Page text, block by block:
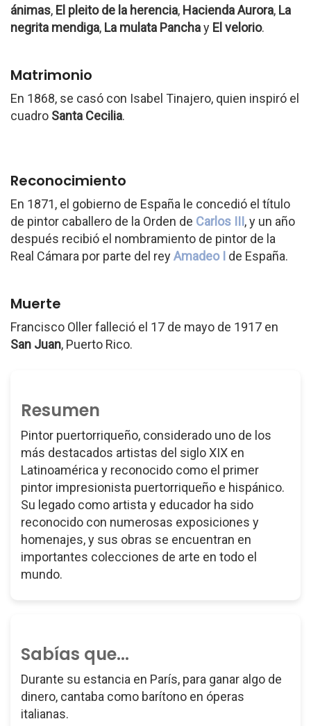
ánimas, El pleito de la herencia, Hacienda Aurora, La
negrita mendiga, La mulata Panchay El velorio.
Matrimonio
En 1868, se casó con Isabel Tinajero, quien inspiró el
cuadro Santa Cecilia.
Reconocimiento
En 1871, el gobierno de España le concedió el título
de pintor caballero de la Orden de Carlos III, y un año
después recibió el nombramiento de pintor de la
Real Cámara por parte del reyAmadeo I de España.
Muerte
Francisco Oller falleció el 17 de mayo de 1917 en
San Juan, Puerto Rico.
Resumen
Pintor puertorriqueño, considerado uno de los
más destacados artistas del siglo XIX en
Latinoamérica y reconocido como el primer
pintor impresionista puertorriqueño e hispánico.
Su legado como artista y educador ha sido
reconocido con numerosas exposiciones y
homenajes, y sus obras se encuentran en
importantes colecciones de arte en todo el
mundo.
Sabías que...
Durante su estancia en París, para ganar algo de
dinero, cantaba como barítono en óperas
italianas.